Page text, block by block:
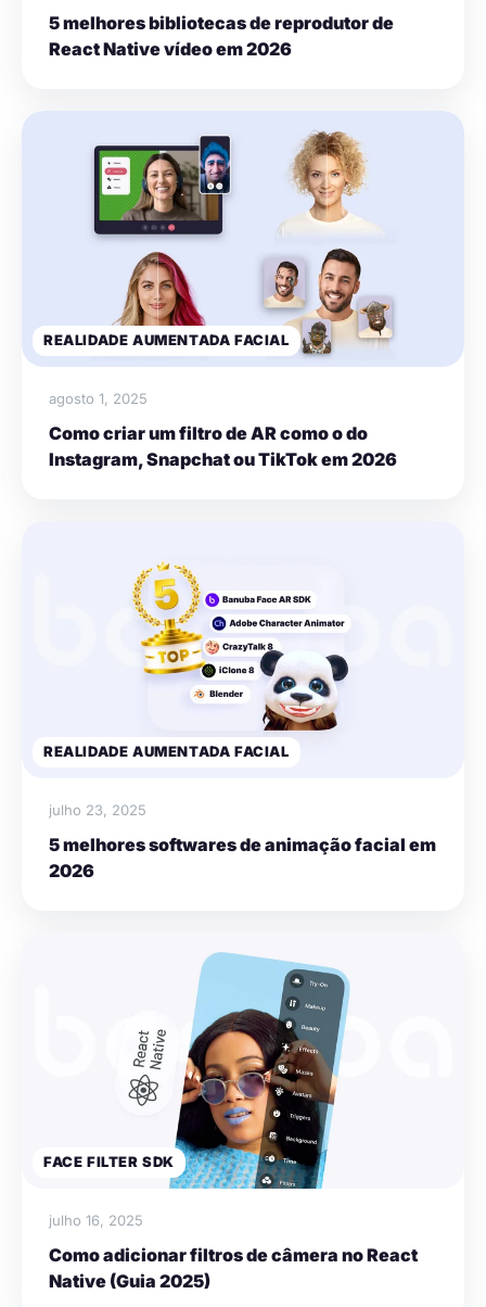
5 melhores bibliotecas de reprodutor de
React Native vídeo em 2026
REALIDADE AUMENTADA FACIAL
agosto 1, 2025
Como criar um filtro de AR como o do
Instagram, Snapchat ou TikTok em 2026
REALIDADE AUMENTADA FACIAL
julho 23, 2025
5 melhores softwares de animação facial em
2026
FACE FILTER SDK
julho 16, 2025
Como adicionar filtros de câmera no React
Native (Guia 2025)